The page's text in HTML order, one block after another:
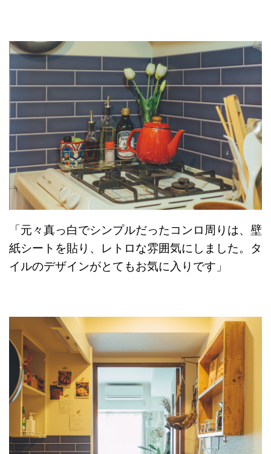
「元々真っ白でシンプルだったコンロ周りは、壁
紙シートを貼り、レトロな雰囲気にしました。タ
イルのデザインがとてもお気に入りです」